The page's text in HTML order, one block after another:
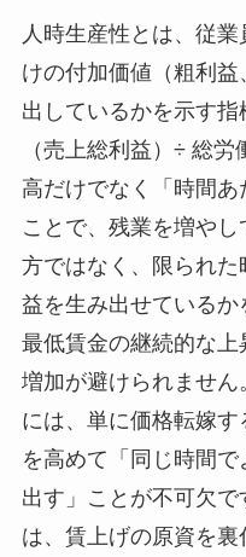
人時生産性とは、従
けの付加価値（粗利
出しているかを示す
（売上総利益）÷ 総
高だけでなく「時間
ことで、残業を増や
方ではなく、限られた
益を生み出せているか
最低賃金の継続的な
増加が避けられませ
には、単に価格転嫁
を高めて「同じ時間
出す」ことが不可欠
は、賃上げの原資を